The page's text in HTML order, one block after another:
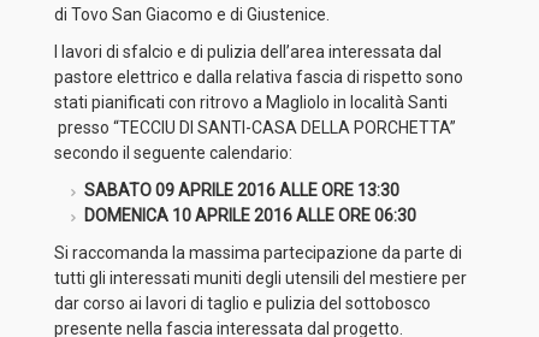
di Tovo San Giacomo e di Giustenice.
I lavori di sfalcio e di pulizia dell’area interessata dal
pastore elettrico e dalla relativa fascia di rispetto sono
stati pianificati con ritrovo a Magliolo in località Santi
presso “TECCIU DI SANTI-CASA DELLA PORCHETTA”
secondo il seguente calendario:
SABATO 09 APRILE 2016 ALLE ORE 13:30
DOMENICA 10 APRILE 2016 ALLE ORE 06:30
Si raccomanda la massima partecipazione da parte di
tutti gli interessati muniti degli utensili del mestiere per
dar corso ai lavori di taglio e pulizia del sottobosco
presente nella fascia interessata dal progetto.